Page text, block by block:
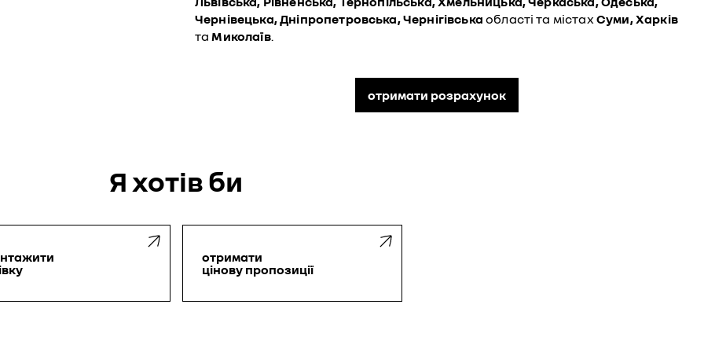
Чернівецька, Дніпропетровська, Чернігівська області та містах Суми, Харків
таМиколаїв.
отримати розрахунок
Я хотiв би
отримати
цінову пропозиції